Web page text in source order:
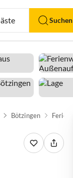
Suchen
Bötzingen